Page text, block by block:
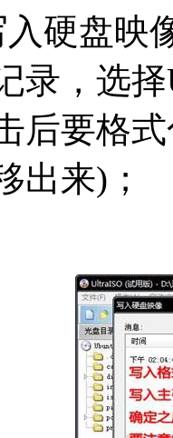
硬盘映
录，选
后要格
出来)；